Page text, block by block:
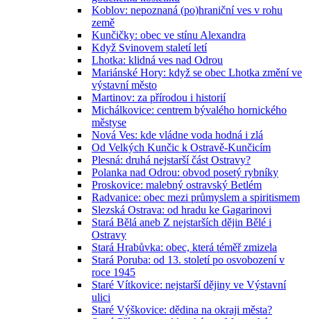
Koblov: nepoznaná (po)hraniční ves v rohu
země
Kunčičky: obec ve stínu Alexandra
Když Svinovem staletí letí
Lhotka: klidná ves nad Odrou
Mariánské Hory: když se obec Lhotka změní ve
výstavní město
Martinov: za přírodou i historií
Michálkovice: centrem bývalého hornického
městyse
Nová Ves: kde vládne voda hodná i zlá
Od Velkých Kunčic k Ostravě-Kunčicím
Plesná: druhá nejstarší část Ostravy?
Polanka nad Odrou: obvod posetý rybníky
Proskovice: malebný ostravský Betlém
Radvanice: obec mezi průmyslem a spiritismem
Slezská Ostrava: od hradu ke Gagarinovi
Stará Bělá aneb Z nejstarších dějin Bělé i
Ostravy
Stará Hrabůvka: obec, která téměř zmizela
Stará Poruba: od 13. století po osvobození v
roce 1945
Staré Vítkovice: nejstarší dějiny ve Výstavní
ulici
Staré Výškovice: dědina na okraji města?